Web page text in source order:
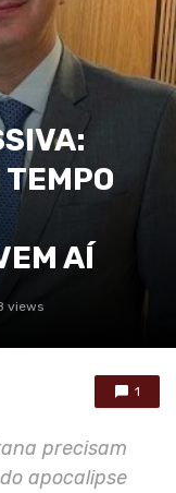
AÍ
views
1
precisam
apocalipse